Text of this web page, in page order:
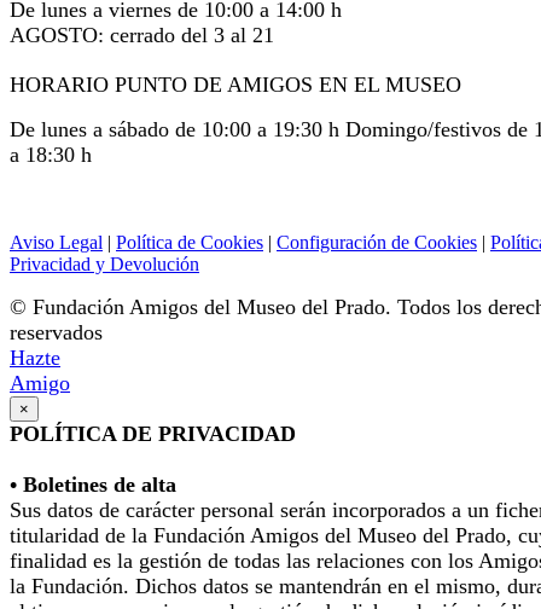
De lunes a viernes de 10:00 a 14:00 h
AGOSTO: cerrado del 3 al 21
HORARIO PUNTO DE AMIGOS EN EL MUSEO
De lunes a sábado de 10:00 a 19:30 h Domingo/festivos de
a 18:30 h
Aviso Legal | Política de Cookies | Configuración de Cookies |
Privacidad y Devolución
© Fundación Amigos del Museo del Prado. Todos los
reservados
Hazte
Amigo
×
POLÍTICA DE PRIVACIDAD
• Boletines de alta
Sus datos de carácter personal serán incorporados a un
titularidad de la Fundación Amigos del Museo del Prado,
finalidad es la gestión de todas las relaciones con los
la Fundación. Dichos datos se mantendrán en el mismo,